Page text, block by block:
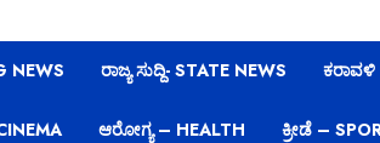
NEWS ರಾಜ್ಯ ಸುದ್ದಿ- STATE NEWS ಕರಾವಳಿ
ಆರೋಗ್ಯ – HEALTH ಕ್ರೀಡೆ –